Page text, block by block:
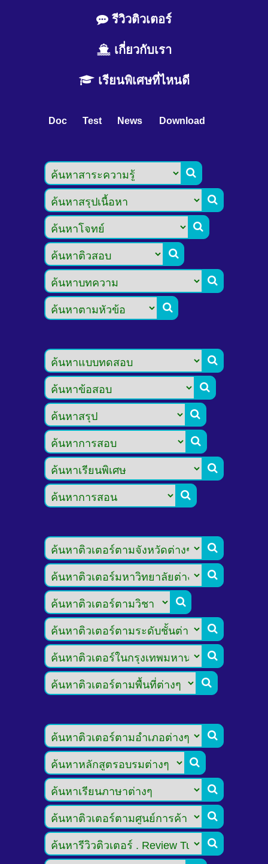
รีวิวติวเตอร์
เกี่ยวกับเรา
เรียนพิเศษที่ไหนดี
Doc Test News Download






















